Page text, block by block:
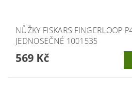
NŮŽKY FISKARS FINGERLOOP
JEDNOSEČNÉ 1001535
569 Kč